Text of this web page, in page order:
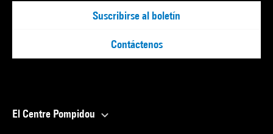
Suscribirse al boletín
Contáctenos
El Centre Pompidou